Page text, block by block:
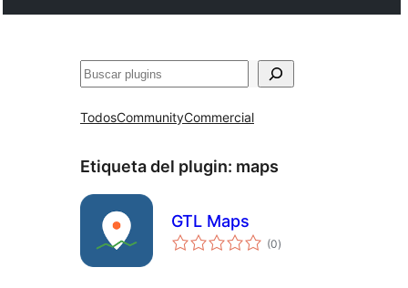
Buscar
TodosCommunityCommercial
Etiqueta del plugin: maps
GTL Maps
(0valoraciones
en
)